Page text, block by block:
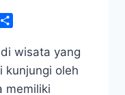
Line
wisata yang
kunjungi oleh
memiliki